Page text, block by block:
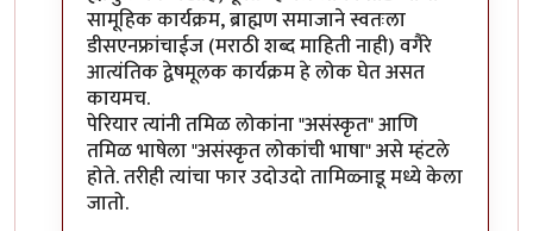
सामूहिक कार्यक्रम, ब्राह्मण समाजाने स्वतःला
डीसएनफ्रांचाईज (मराठी शब्द माहिती नाही) वगैरे
आत्यंतिक द्वेषमूलक कार्यक्रम हे लोक घेत असत
कायमच.
पेरियार त्यांनी तमिळ लोकांना "असंस्कृत" आणि
तमिळ भाषेला "असंस्कृत लोकांची भाषा" असे म्हंटले
होते. तरीही त्यांचा फार उदोउदो तामिळ्नाडू मध्ये केला
जातो.